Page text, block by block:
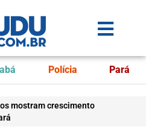
Polícia Pará
mostram crescimento